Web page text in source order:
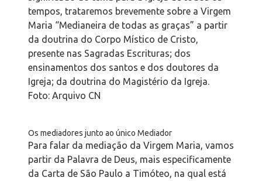
tempos, trataremos brevemente sobre a Virgem
Maria “Medianeira de todas as graças” a partir
da doutrina do Corpo Místico de Cristo,
presente nas Sagradas Escrituras; dos
ensinamentos dos santos e dos doutores da
Igreja; da doutrina do Magistério da Igreja.
Foto: Arquivo CN
Os mediadores junto ao único Mediador
Para falar da mediação da Virgem Maria, vamos
partir da Palavra de Deus, mais especificamente
da Carta de São Paulo a Timóteo, na qual está